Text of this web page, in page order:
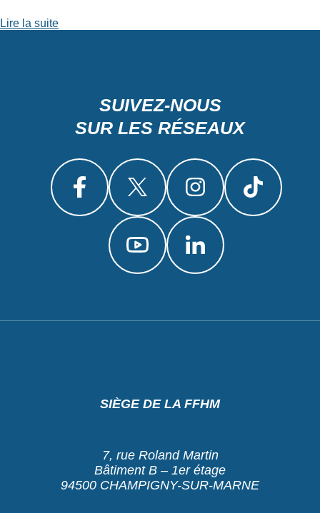
Lire la suite
SUIVEZ-NOUS
SUR LES RÉSEAUX
SIÈGE DE LA FFHM
7, rue Roland Martin
Bâtiment B – 1er étage
94500 CHAMPIGNY-SUR-MARNE